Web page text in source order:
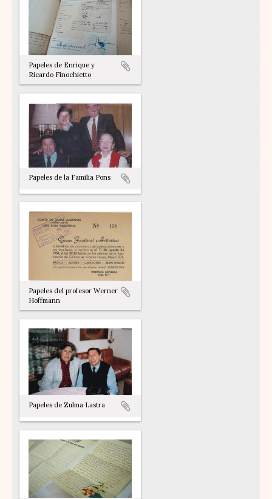
Papeles de Enrique y
Ricardo Finochietto
Papeles de la Familia Pons
Papeles del profesor Werner
Hoffmann
Papeles de Zulma Lastra